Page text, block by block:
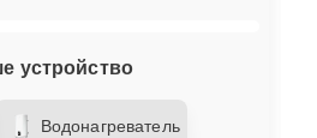
устройство
Водонагреватель